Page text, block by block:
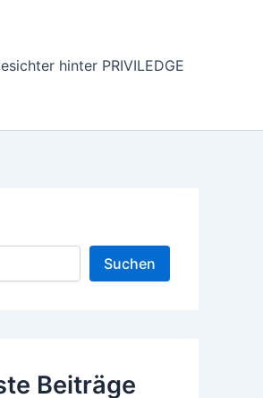
hinter PRIVILEDGE
Suchen
Beiträge